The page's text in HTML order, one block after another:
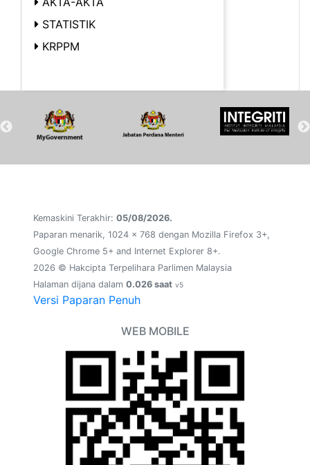
STATISTIK
KRPPM
Kemaskini Terakhir: 05/08/2026.
Paparan menarik, 1024 x 768 dengan Mozilla Firefox 3+,
Google Chrome 5+ and Internet Explorer 8+.
2026 © Hakcipta Terpelihara Parlimen Malaysia
Halaman dijana dalam 0.026 saat v5
Versi Paparan Penuh
WEB MOBILE